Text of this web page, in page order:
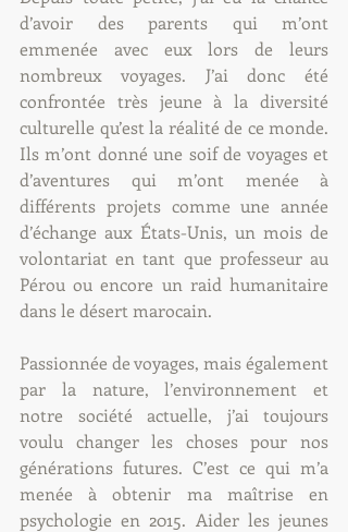
d’avoir des parents qui m’ont
emmenée avec eux lors de leurs
nombreux voyages. J’ai donc été
confrontée très jeune à la diversité
culturelle qu’est la réalité de ce monde.
Ils m’ont donné une soif de voyages et
d’aventures qui m’ont menée à
différents projets comme une année
d’échange aux États-Unis, un mois de
volontariat en tant que professeur au
Pérou ou encore un raid humanitaire
dans le désert marocain.
Passionnée de voyages, mais également
par la nature, l’environnement et
notre société actuelle, j’ai toujours
voulu changer les choses pour nos
générations futures. C’est ce qui m’a
menée à obtenir ma maîtrise en
psychologie en 2015. Aider les jeunes